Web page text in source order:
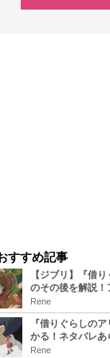
すすめ記事
【ジブリ】『借
のその後を解説！
な住処は？翔の病
Rene
『借りぐらしの
かる！ネタバレ
キャラまとめ！
Rene